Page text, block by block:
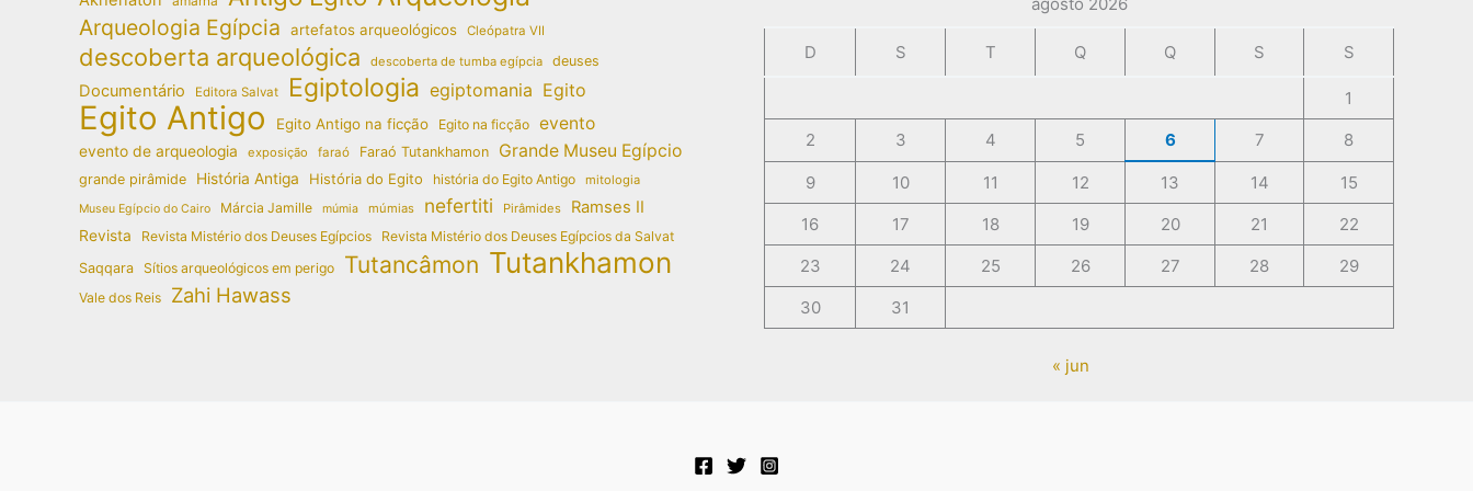
Arqueologia Egípcia artefatos arqueológicos Cleópatra VII
descoberta arqueológica descoberta de tumba egípcia deuses
Documentário Editora Salvat Egiptologia egiptomania Egito
Egito Antigo Egito Antigo na ficção Egito na ficção evento
evento de arqueologia exposição faraó Faraó Tutankhamon Grande Museu Egípcio
grande pirâmide História Antiga História do Egito história do Egito Antigo mitologia
Museu Egípcio do Cairo Márcia Jamille múmia múmias nefertiti Pirâmides Ramses II
Revista Revista Mistério dos Deuses Egípcios
Revista Mistério dos Deuses Egípcios da Salvat
Saqqara Sítios arqueológicos em perigo Tutancâmon Tutankhamon
Vale dos Reis Zahi Hawass
D S T Q Q S S
1
2
3 4 5 6 7 8
9 10 11 12 13 14
15
16
17 18 19 20 21
22
23
24 25 26 27 28
29
30
31
« jun